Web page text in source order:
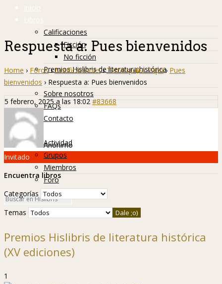
Inicio
Libros
Calificaciones
Ficción
No ficción
Premios Hislibris de literatura histórica
Info
Sobre nosotros
FAQs
Contacto
Hislibreños
Actividad
Grupos
Miembros
Foro
Respuesta a: Pues bienvenidos
Home › Foros › Notificaciones › Tetrarqu�a Papri › Pues
bienvenidos › Respuesta a: Pues bienvenidos
5 febrero, 2025 a las 18:02 #83668
Anónimo
Invitado
Encuentra libros
Categorías
Temas
Premios Hislibris de literatura histórica
(XV ediciones)
1